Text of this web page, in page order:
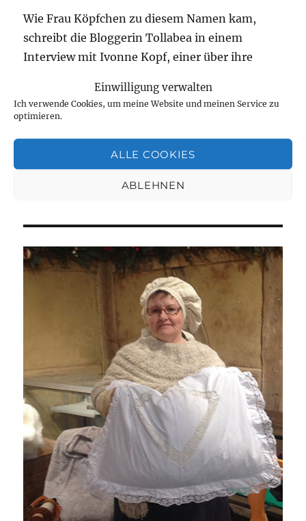
Einwilligung verwalten
Ich verwende Cookies, um meine Website und meinen Service zu
optimieren.
ALLE COOKIES
ABLEHNEN
Wie Frau Köpfchen zu diesem Namen kam,
schreibt die Bloggerin Tollabea in einem
Interview mit Ivonne Kopf, einer über ihre
Nachzulesen ist das auf Tollabeas Blog
lohnt sich.
Kategorien
Persönliches Schlagwörter
Emphatie
Freundlichkeit
Wertschätzung.